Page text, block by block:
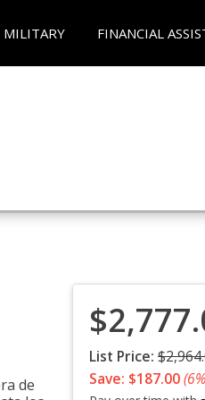
MILITARY FINANCIAL
de
List Price:
Save: $187.00